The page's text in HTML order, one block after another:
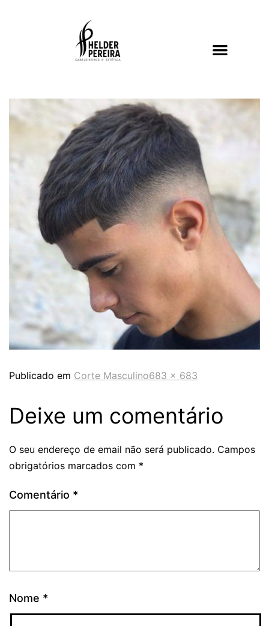
Publicado em Corte Masculino683 × 683
Deixe um comentário
O seu endereço de email não será publicado. Campos
obrigatórios marcados com *
Comentário *
Nome *